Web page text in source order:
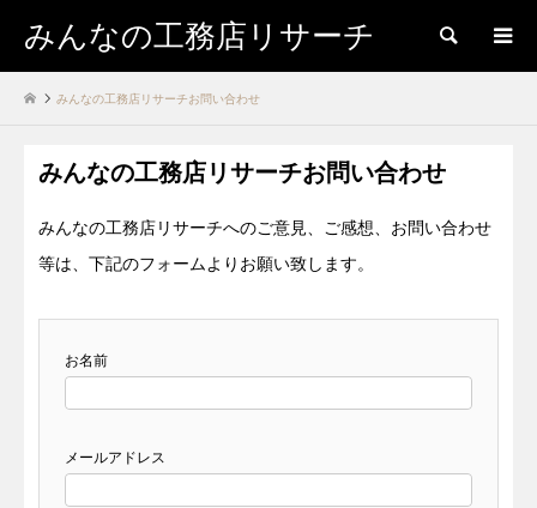
みんなの工務店リサーチ 検索
みんなの工務店リサーチお問い合わせ
みんなの工務店リサーチお問い合わせ
みんなの工務店リサーチへのご意見、ご感想、お問い合わせ
等は、下記のフォームよりお願い致します。
お名前
メールアドレス